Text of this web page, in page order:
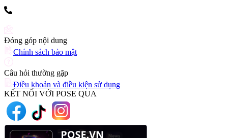
Đóng góp nội dung
Chính sách bảo mật
Câu hỏi thường gặp
Điều khoản và điều kiện sử dụng
KẾT NỐI VỚI POSE QUA